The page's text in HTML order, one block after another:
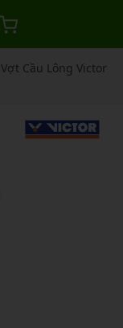
Vợt Cầu Lông Victor